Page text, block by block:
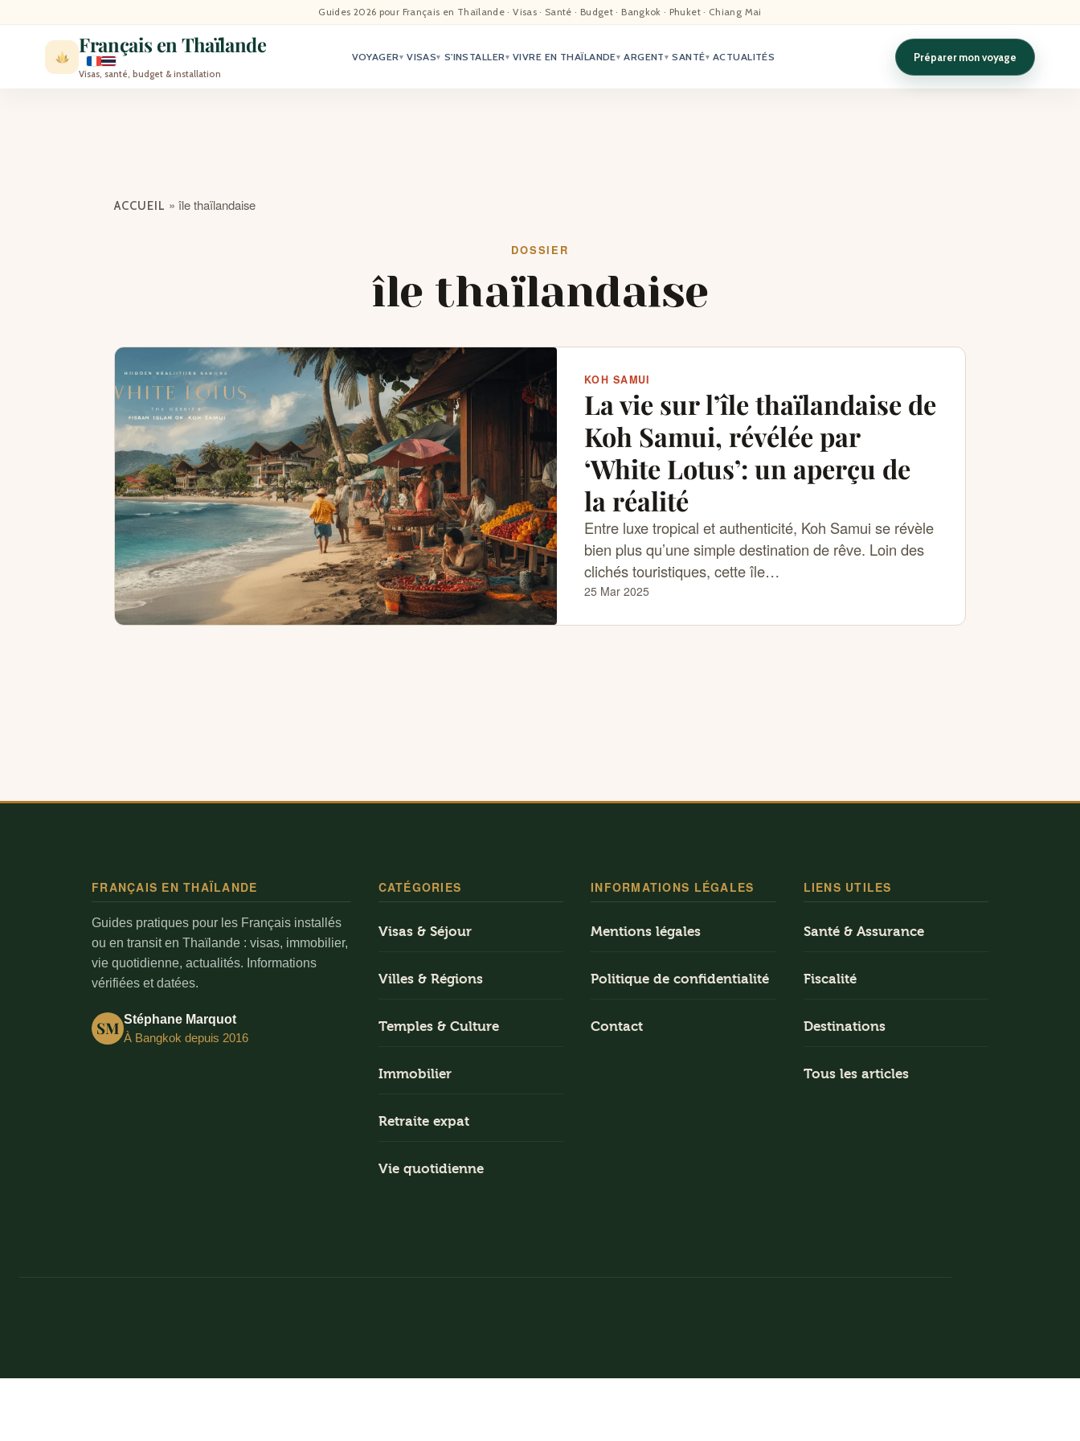
Guides 2026 pour Français en Thaïlande · Visas · Santé · Budget · Bangkok · Phuket · Chiang Mai
Français en Thaïlande
Visas, santé, budget & installation
VOYAGER▾ VISAS▾ S'INSTALLER▾ VIVRE EN THAÏLANDE▾ ARGENT ▾ SANTÉ▾ ACTUALITÉS Préparer mon voyage
ACCUEIL
ACTUALITÉ
ACCUEIL »île thaïlandaise
DOSSIER
île thaïlandaise
KOH SAMUI
La vie sur l’île thaïlandaise de
Koh Samui, révélée par
‘White Lotus’: un aperçu de
la réalité
Entre luxe tropical et authenticité, Koh Samui se révèle
bien plus qu’une simple destination de rêve. Loin des
clichés touristiques, cette île…
25 Mar 2025
FRANÇAIS EN THAÏLANDE
Guides pratiques pour les Français installés
ou en transit en Thaïlande : visas, immobilier,
vie quotidienne, actualités. Informations
vérifiées et datées.
SM Stéphane Marquot
À Bangkok depuis 2016
CATÉGORIES
Visas & Séjour
Villes & Régions
Temples & Culture
Immobilier
Retraite expat
Vie quotidienne
INFORMATIONS LÉGALES
Mentions légales
Politique de confidentialité
Contact
LIENS UTILES
Santé & Assurance
Fiscalité
Destinations
Tous les articles